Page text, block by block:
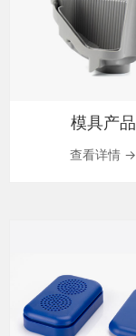
模具产品
查看详情 →